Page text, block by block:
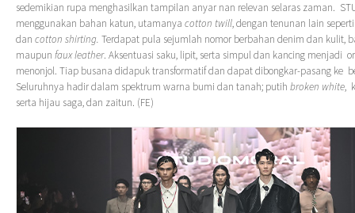
sedemikian rupa menghasilkan tampilan anyar nan relevan selaras zaman.
menggunakan bahan katun, utamanya cotton twill, dengan tenunan lain
dan cotton shirting. Terdapat pula sejumlah nomor berbahan denim dan kulit,
maupun faux leather. Aksentuasi saku, lipit, serta simpul dan kancing menjadi
menonjol. Tiap busana didapuk transformatif dan dapat dibongkar-pasang ke
Seluruhnya hadir dalam spektrum warna bumi dan tanah; putih broken white,
serta hijau saga, dan zaitun. (FE)